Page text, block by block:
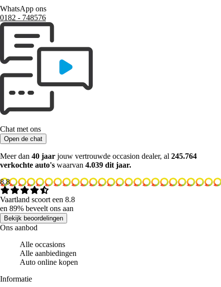
WhatsApp ons
0182 ‑ 748576
Chat met ons
Open de chat
Meer dan 40 jaar jouw vertrouwde occasion dealer, al 245.764
verkochte auto's waarvan 4.039 dit jaar.
8.8
Vaartland scoort een 8.8
en 89% beveelt ons aan
Bekijk beoordelingen
Ons aanbod
Alle occasions
Alle aanbiedingen
Auto online kopen
Informatie